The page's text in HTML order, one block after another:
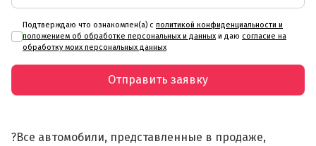
Подтверждаю что ознакомлен(а) с политикой конфиденциальности и
положением об обработке персональных и данных и даю согласие на
обработку моих персональных данных
Отправить заявку
?Все автомобили, представленные в продаже,